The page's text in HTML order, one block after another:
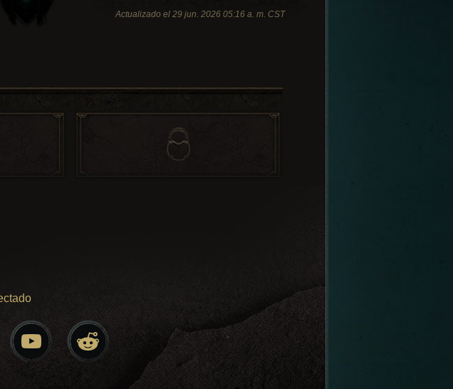
Actualizado el 29 jun. 2026 05:16 a. m. CST